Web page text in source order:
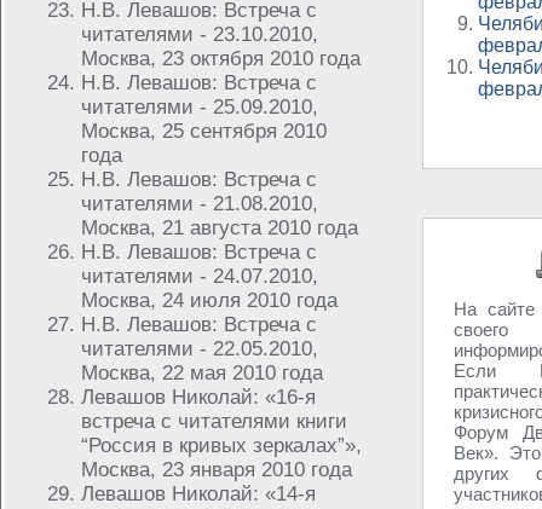
Н.В. Левашов: Встреча с
читателями - 23.10.2010,
Москва, 23 октября 2010 года
Н.В. Левашов: Встреча с
читателями - 25.09.2010,
Москва, 25 сентября 2010
года
Н.В. Левашов: Встреча с
читателями - 21.08.2010,
Москва, 21 августа 2010 года
Н.В. Левашов: Встреча с
читателями - 24.07.2010,
Москва, 24 июля 2010 года
Н.В. Левашов: Встреча с
читателями - 22.05.2010,
Москва, 22 мая 2010 года
Левашов Николай: «16-я
встреча с читателями книги
“Россия в кривых зеркалах”»,
Москва, 23 января 2010 года
Левашов Николай: «14-я
На сайте
Если
Форум
Век».
других